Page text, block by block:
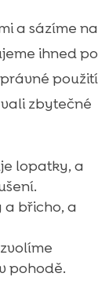
a sázíme na
ihned po
použití
zbytečné
lopatky, a
a břicho, a
pohodě.